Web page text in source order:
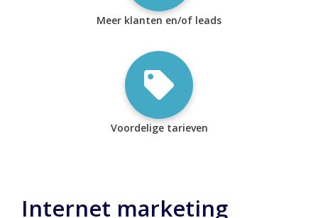
Meer klanten en/of leads
Voordelige tarieven
Internet marketing